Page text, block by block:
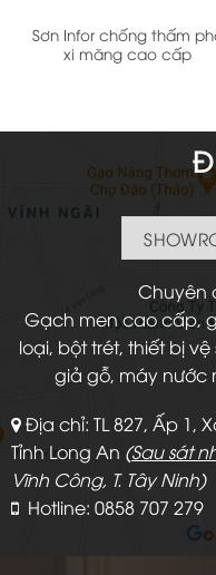
Sơn Infor chống thấm
xi măng cao cấp
Chuyên
Gạch men cao cấp,
loại, bột trét, thiết bị
giả gỗ, máy nước
Địa chỉ: TL 827, Ấp 1,
Tỉnh Long An (Sau sát
Vĩnh Công, T. Tây Ninh)
Hotline: 0858 707 279